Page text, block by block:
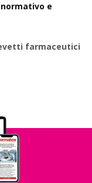
e
farmaceutici